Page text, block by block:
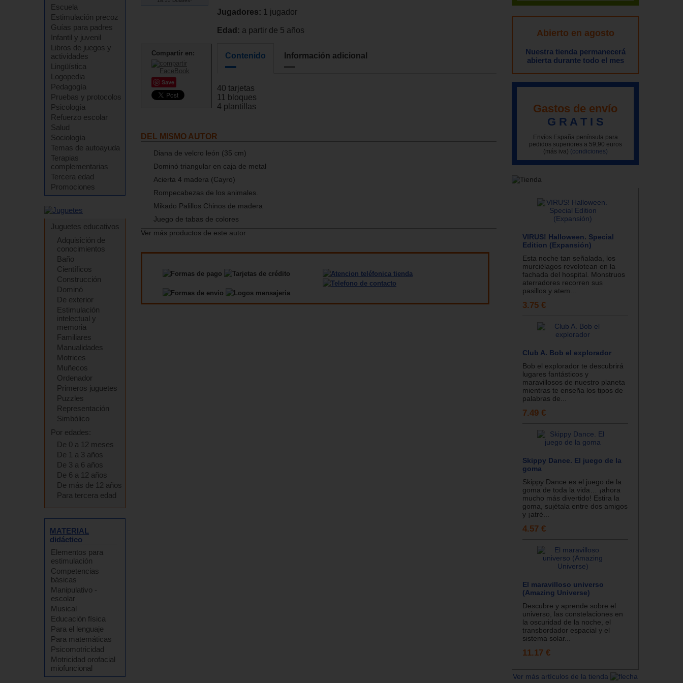
Escuela
Estimulación precoz
Guías para padres
Infantil y juvenil
Libros de juegos y
actividades
Lingüística
Logopedia
Pedagogía
Pruebas y protocolos
Psicología
Refuerzo escolar
Salud
Sociología
Temas de autoayuda
Terapias
complementarias
Tercera edad
Promociones
Juguetes educativos
Adquisición de
conocimientos
Baño
Científicos
Construcción
Dominó
De exterior
Estimulación
intelectual y
memoria
Familiares
Manualidades
Motrices
Muñecos
Ordenador
Primeros juguetes
Puzzles
Representación
Simbólico
Por edades:
De 0 a 12 meses
De 1 a 3 años
De 3 a 6 años
De 6 a 12 años
De más de 12 años
Para tercera edad
MATERIAL
didáctico
Elementos para
estimulación
Competencias
básicas
Manipulativo -
escolar
Musical
Educación física
Para el lenguaje
Para matemáticas
Psicomotricidad
Motricidad orofacial
miofuncional
Compartir en:
Save
Jugadores: 1 jugador
Edad: a partir de 5 años
Contenido Información adicional
40 tarjetas
11 bloques
4 plantillas
DEL MISMO AUTOR
Diana de velcro león (35 cm)
Dominó triangular en caja de metal
Acierta 4 madera (Cayro)
Rompecabezas de los animales.
Mikado Palillos Chinos de madera
Juego de tabas de colores
Ver más productos de este autor
Abierto en agosto
Nuestra tienda permanecerá
abierta durante todo el mes
Gastos de envío
G R A T I S
Envíos España península para
pedidos superiores a 59,90 euros
(más iva) (condiciones)
VIRUS! Halloween. Special
Edition (Expansión)
Esta noche tan señalada, los
murciélagos revolotean en la
fachada del hospital. Monstruos
aterradores recorren sus
pasillos y atem...
3.75 €
Club A. Bob el explorador
Bob el explorador te descubrirá
lugares fantásticos y
maravillosos de nuestro planeta
mientras te enseña los tipos de
palabras de...
7.49 €
Skippy Dance. El juego de la
goma
Skippy Dance es el juego de la
goma de toda la vida… ¡ahora
mucho más divertido! Estira la
goma, sujétala entre dos amigos
y ¡atré...
4.57 €
El maravilloso universo
(Amazing Universe)
Descubre y aprende sobre el
universo, las constelaciones en
la oscuridad de la noche, el
transbordador espacial y el
sistema solar...
11.17 €
Ver más artículos de la tienda